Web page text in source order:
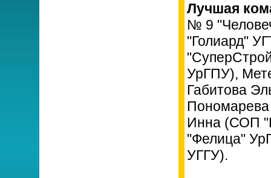
Лучшая
№ 9
"Голиард"
УрГПУ),
Габитова
Инна (СОП
"Фелица"
УГГУ).